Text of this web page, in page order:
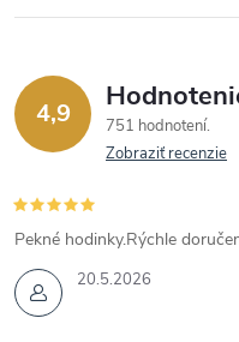
4,9
751 hodnotení
Zobraziť recenzie
20.5.2026
Pekné hodinky.Rýchle